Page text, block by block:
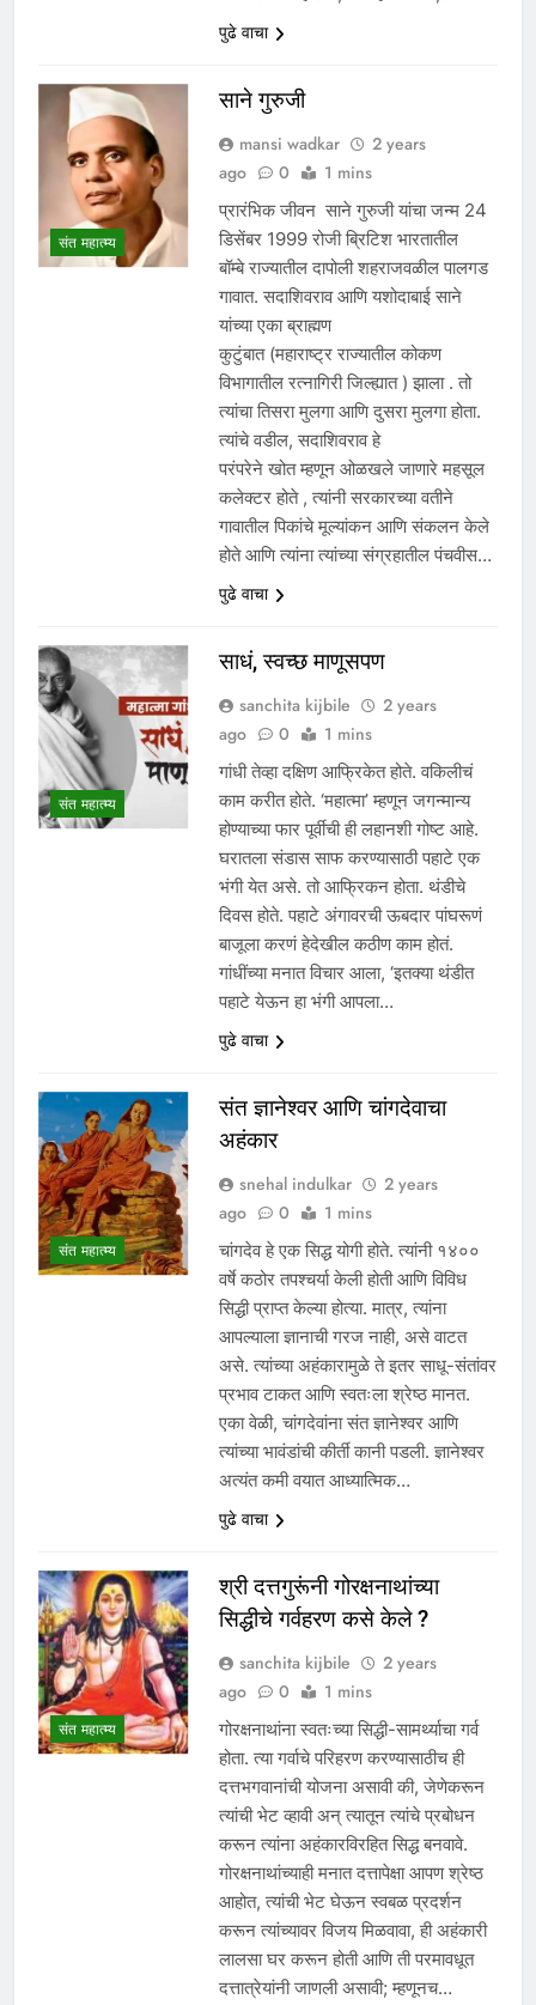
पुढे वाचा
संत महात्म्य
साने गुरुजी
mansi wadkar
2 years
ago
0 1 mins
प्रारंभिक जीवन साने गुरुजी यांचा जन्म 24
डिसेंबर 1999 रोजी ब्रिटिश भारतातील
बॉम्बे राज्यातील दापोली शहराजवळील पालगड
गावात. सदाशिवराव आणि यशोदाबाई साने
यांच्या एका ब्राह्मण
कुटुंबात (महाराष्ट्र राज्यातील कोकण
विभागातील रत्नागिरी जिल्ह्यात ) झाला . तो
त्यांचा तिसरा मुलगा आणि दुसरा मुलगा होता.
त्यांचे वडील, सदाशिवराव हे
परंपरेने खोत म्हणून ओळखले जाणारे महसूल
कलेक्टर होते , त्यांनी सरकारच्या वतीने
गावातील पिकांचे मूल्यांकन आणि संकलन केले
होते आणि त्यांना त्यांच्या संग्रहातील पंचवीस…
पुढे वाचा
संत महात्म्य
साधं, स्वच्छ माणूसपण
sanchita kijbile
2 years
ago
0 1 mins
गांधी तेव्हा दक्षिण आफ्रिकेत होते. वकिलीचं
काम करीत होते. ‘महात्मा’ म्हणून जगन्मान्य
होण्याच्या फार पूर्वीची ही लहानशी गोष्ट आहे.
घरातला संडास साफ करण्यासाठी पहाटे एक
भंगी येत असे. तो आफ्रिकन होता. थंडीचे
दिवस होते. पहाटे अंगावरची ऊबदार पांघरूणं
बाजूला करणं हेदेखील कठीण काम होतं.
गांधींच्या मनात विचार आला, ‘इतक्या थंडीत
पहाटे येऊन हा भंगी आपला…
पुढे वाचा
संत महात्म्य
संत ज्ञानेश्वर आणि चांगदेवाचा
अहंकार
snehal indulkar
2 years
ago
0 1 mins
चांगदेव हे एक सिद्ध योगी होते. त्यांनी १४००
वर्षे कठोर तपश्चर्या केली होती आणि विविध
सिद्धी प्राप्त केल्या होत्या. मात्र, त्यांना
आपल्याला ज्ञानाची गरज नाही, असे वाटत
असे. त्यांच्या अहंकारामुळे ते इतर साधू-संतांवर
प्रभाव टाकत आणि स्वतःला श्रेष्ठ मानत.
एका वेळी, चांगदेवांना संत ज्ञानेश्वर आणि
त्यांच्या भावंडांची कीर्ती कानी पडली. ज्ञानेश्वर
अत्यंत कमी वयात आध्यात्मिक…
पुढे वाचा
संत महात्म्य
श्री दत्तगुरूंनी गोरक्षनाथांच्या
सिद्धीचे गर्वहरण कसे केले ?
sanchita kijbile
2 years
ago
0 1 mins
गोरक्षनाथांना स्वतःच्या सिद्धी-सामर्थ्याचा गर्व
होता. त्या गर्वाचे परिहरण करण्यासाठीच ही
दत्तभगवानांची योजना असावी की, जेणेकरून
त्यांची भेट व्हावी अन् त्यातून त्यांचे प्रबोधन
करून त्यांना अहंकारविरहित सिद्ध बनवावे.
गोरक्षनाथांच्याही मनात दत्तापेक्षा आपण श्रेष्ठ
आहोत, त्यांची भेट घेऊन स्वबळ प्रदर्शन
करून त्यांच्यावर विजय मिळवावा, ही अहंकारी
लालसा घर करून होती आणि ती परमावधूत
दत्तात्रेयांनी जाणली असावी; म्हणूनच…